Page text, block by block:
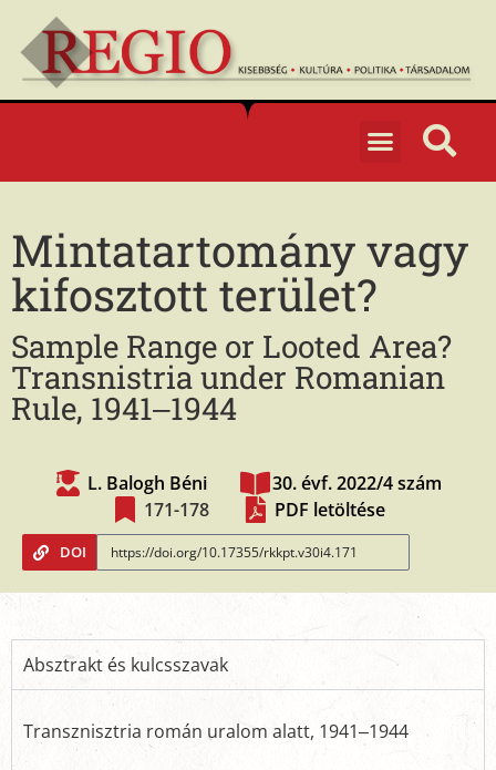
Mintatartomány vagy
kifosztott terület?
Sample Range or Looted Area?
Transnistria under Romanian
Rule, 1941‒1944
L. Balogh Béni
30. évf. 2022/4 szám
171-178
PDF letöltése
DOI
Absztrakt és kulcsszavak
Transznisztria román uralom alatt, 1941‒1944